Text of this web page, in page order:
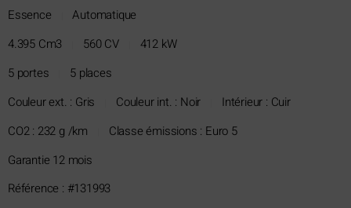
Essence
Automatique
4.395 Cm3
560 CV
412 kW
5 portes
5 places
Couleur ext. : Gris
Couleur int. : Noir
Intérieur : Cuir
CO2 : 232 g /km
Classe émissions : Euro 5
Garantie 12 mois
Référence : #131993